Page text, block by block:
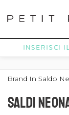
INSERISCI
Brand In Saldo
SALDI